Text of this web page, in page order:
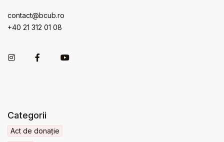
contact@bcub.ro
+40 21 312 01 08
Categorii
Act de donație